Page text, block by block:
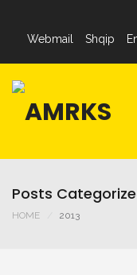
Webmail Shqip
Posts
HOME 2013